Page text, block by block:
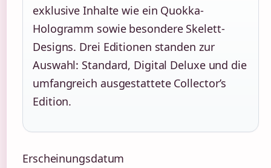
exklusive Inhalte wie ein Quokka-
Hologramm sowie besondere Skelett-
Designs. Drei Editionen standen zur
Auswahl: Standard, Digital Deluxe und die
umfangreich ausgestattete Collector’s
Edition.
Erscheinungsdatum